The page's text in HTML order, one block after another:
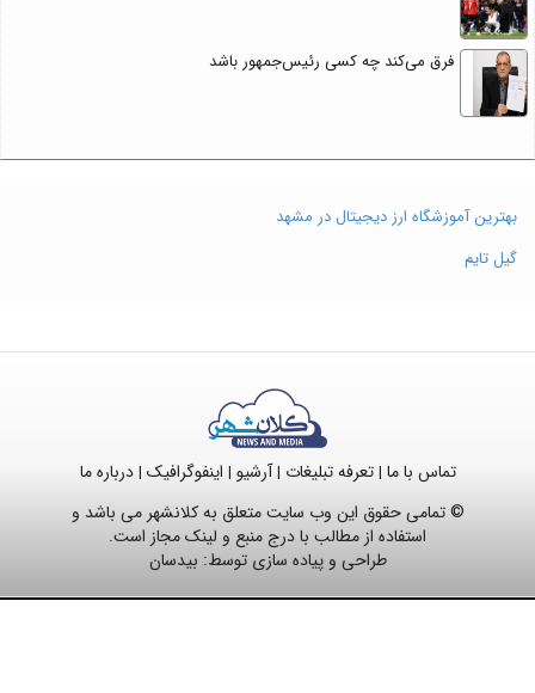
فرق می‌کند چه کسی رئیس‌جمهور باشد
بهترین آموزشگاه ارز دیجیتال در مشهد
گیل تایم
تماس با ما |تعرفه تبلیغات |آرشیو | اینفوگرافیک |درباره ما
© تمامی حقوق این وب سایت متعلق به کلانشهر می باشد و
استفاده از مطالب با درج منبع و لینک مجاز است.
طراحی و پیاده سازی توسط: بیدسان